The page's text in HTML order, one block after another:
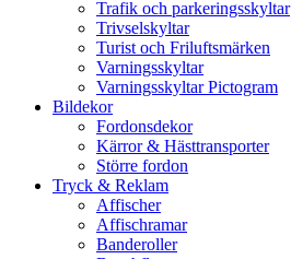
Trafik och parkeringsskyltar
Trivselskyltar
Turist och Friluftsmärken
Varningsskyltar
Varningsskyltar Pictogram
Bildekor
Fordonsdekor
Kärror & Hästtransporter
Större fordon
Tryck & Reklam
Affischer
Affischramar
Banderoller